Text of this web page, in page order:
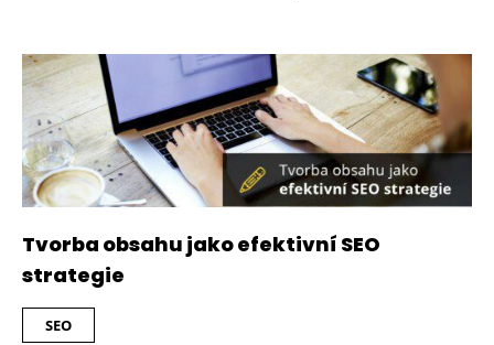
Tvorba obsahu jako efektivní SEO
strategie
SEO